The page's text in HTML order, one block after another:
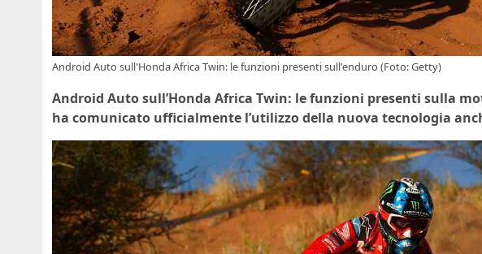
Android Auto sull'Honda Africa Twin: le funzioni presenti sull'enduro (Foto: Getty)
Android Auto sull’Honda Africa Twin: le funzioni presenti sulla
ha comunicato ufficialmente l’utilizzo della nuova tecnologia